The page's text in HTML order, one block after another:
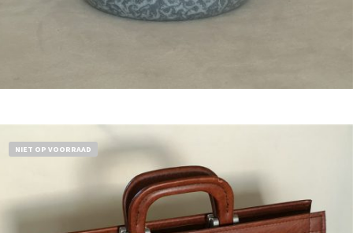
NIET OP VOORRAAD